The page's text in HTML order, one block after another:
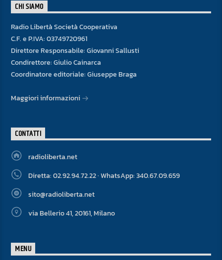
CHI SIAMO
Radio Libertà Società Cooperativa
C.F. e P.IVA: 03749720961
Direttore Responsabile: Giovanni Sallusti
Condirettore: Giulio Cainarca
Coordinatore editoriale: Giuseppe Braga
Maggiori informazioni
CONTATTI
radioliberta.net
Diretta: 02.92.94.72.22 · WhatsApp: 340.67.09.659
sito@radioliberta.net
via Bellerio 41, 20161, Milano
MENU